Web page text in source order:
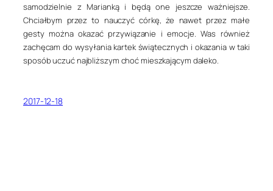
samodzielnie z Marianką i będą one jeszcze ważniejsze.
Chciałbym przez to nauczyć córkę, że nawet przez małe
gesty można okazać przywiązanie i emocje. Was również
zachęcam do wysyłania kartek świątecznych i okazania w taki
sposób uczuć najbliższym choć mieszkającym daleko.
2017-12-18